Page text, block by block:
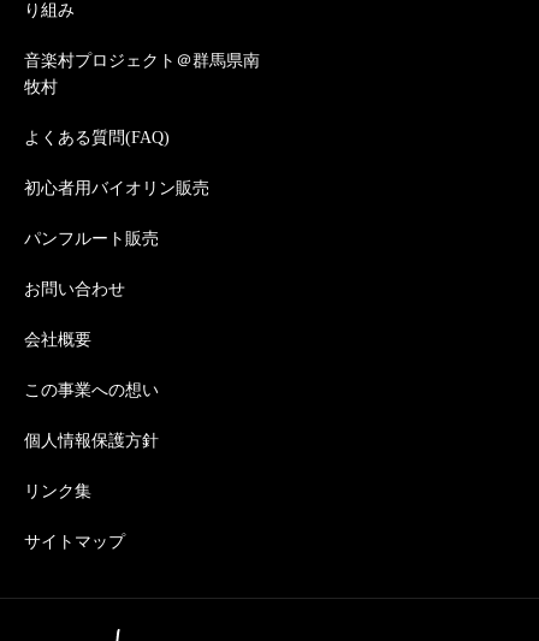
り組み
音楽村プロジェクト＠群馬県南
牧村
よくある質問(FAQ)
初心者用バイオリン販売
パンフルート販売
お問い合わせ
会社概要
この事業への想い
個人情報保護方針
リンク集
サイトマップ